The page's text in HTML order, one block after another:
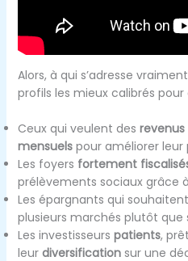
Alors, à qui s’adresse
profils les mieux calibrés
Ceux qui veulent des
mensuelspour améliorer leur
Les foyers fortement
prélèvements sociaux grâce
Les épargnants qui souhaitent
plusieurs marchés plutôt que
Les investisseurs patients,
leur diversificationsur une